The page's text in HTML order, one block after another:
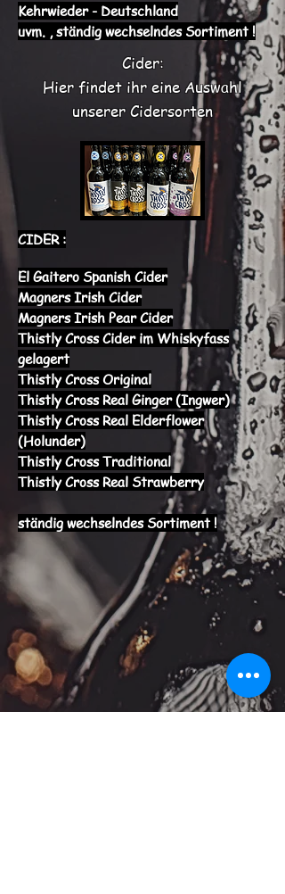
Kehrwieder - Deutschland
uvm. , ständig wechselndes Sortiment !
Cider:
Hier findet ihr eine Auswahl
unserer Cidersorten
CIDER :
El Gaitero Spanish Cider
Magners Irish Cider
Magners Irish Pear Cider
Thistly Cross Cider im Whiskyfass
gelagert
Thistly Cross Original
Thistly Cross Real Ginger (Ingwer)
Thistly Cross Real Elderflower
(Holunder)
Thistly Cross Traditional
Thistly Cross Real Strawberry
ständig wechselndes Sortiment !